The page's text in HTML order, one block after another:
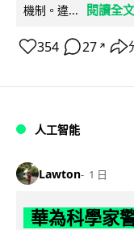
機制。違...
閱讀全文
354 27 ↗
人工智能
Lawton 1 日
華為科學家